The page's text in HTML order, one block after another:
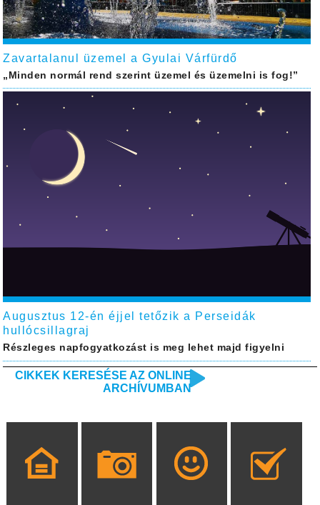
Zavartalanul üzemel a Gyulai Várfürdő
„Minden normál rend szerint üzemel és üzemelni is fog!”
Augusztus 12-én éjjel tetőzik a Perseidák
hullócsillagraj
Részleges napfogyatkozást is meg lehet majd figyelni
CIKKEK KERESÉSE AZ ONLINE
ARCHÍVUMBAN